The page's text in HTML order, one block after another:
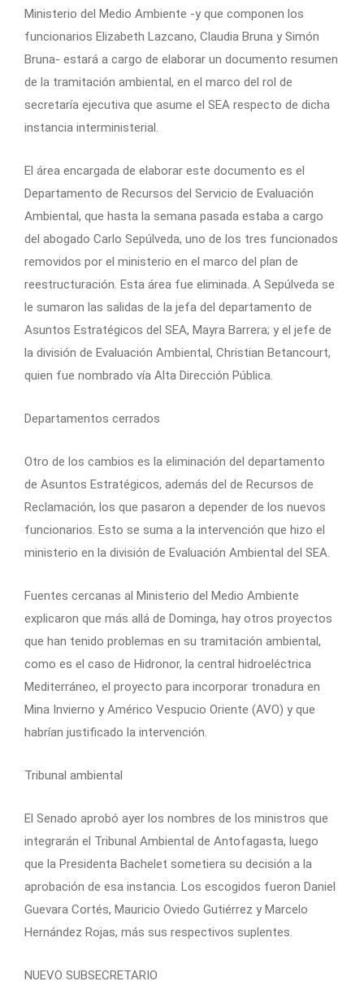
Ministerio del Medio Ambiente -y que componen los
funcionarios Elizabeth Lazcano, Claudia Bruna y Simón
Bruna- estará a cargo de elaborar un documento resumen
de la tramitación ambiental, en el marco del rol de
secretaría ejecutiva que asume el SEA respecto de dicha
instancia interministerial.
El área encargada de elaborar este documento es el
Departamento de Recursos del Servicio de Evaluación
Ambiental, que hasta la semana pasada estaba a cargo
del abogado Carlo Sepúlveda, uno de los tres funcionados
removidos por el ministerio en el marco del plan de
reestructuración. Esta área fue eliminada. A Sepúlveda se
le sumaron las salidas de la jefa del departamento de
Asuntos Estratégicos del SEA, Mayra Barrera; y el jefe de
la división de Evaluación Ambiental, Christian Betancourt,
quien fue nombrado vía Alta Dirección Pública.
Departamentos cerrados
Otro de los cambios es la eliminación del departamento
de Asuntos Estratégicos, además del de Recursos de
Reclamación, los que pasaron a depender de los nuevos
funcionarios. Esto se suma a la intervención que hizo el
ministerio en la división de Evaluación Ambiental del SEA.
Fuentes cercanas al Ministerio del Medio Ambiente
explicaron que más allá de Dominga, hay otros proyectos
que han tenido problemas en su tramitación ambiental,
como es el caso de Hidronor, la central hidroeléctrica
Mediterráneo, el proyecto para incorporar tronadura en
Mina Invierno y Américo Vespucio Oriente (AVO) y que
habrían justificado la intervención.
Tribunal ambiental
El Senado aprobó ayer los nombres de los ministros que
integrarán el Tribunal Ambiental de Antofagasta, luego
que la Presidenta Bachelet sometiera su decisión a la
aprobación de esa instancia. Los escogidos fueron Daniel
Guevara Cortés, Mauricio Oviedo Gutiérrez y Marcelo
Hernández Rojas, más sus respectivos suplentes.
NUEVO SUBSECRETARIO